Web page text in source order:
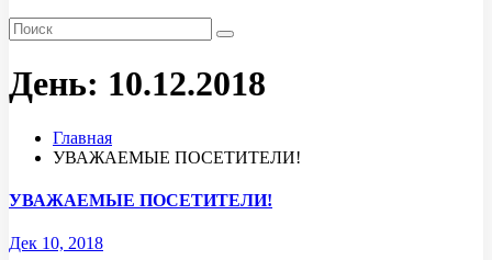
День: 10.12.2018
Главная
УВАЖАЕМЫЕ ПОСЕТИТЕЛИ!
УВАЖАЕМЫЕ ПОСЕТИТЕЛИ!
Дек 10, 2018